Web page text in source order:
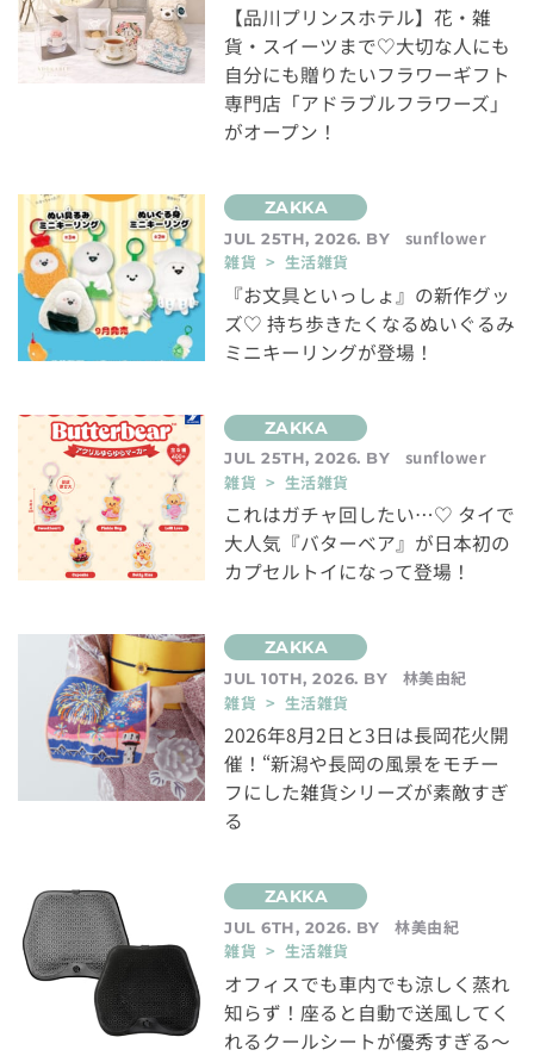
【品川プリンスホテル】花・雑
貨・スイーツまで♡大切な人にも
自分にも贈りたいフラワーギフト
専門店「アドラブルフラワーズ」
がオープン！
JUL 25TH, 2026. BY
sunflower
雑貨 > 生活雑貨
『お文具といっしょ』の新作グッ
ズ♡ 持ち歩きたくなるぬいぐるみ
ミニキーリングが登場！
JUL 25TH, 2026. BY
sunflower
雑貨 > 生活雑貨
これはガチャ回したい…♡ タイで
大人気『バターベア』が日本初の
カプセルトイになって登場！
JUL 10TH, 2026. BY
林美由紀
雑貨 > 生活雑貨
2026年8月2日と3日は長岡花火開
催！“新潟や長岡の風景をモチー
フにした雑貨シリーズが素敵すぎ
る
JUL 6TH, 2026. BY
林美由紀
雑貨 > 生活雑貨
オフィスでも車内でも涼しく蒸れ
知らず！座ると自動で送風してく
れるクールシートが優秀すぎる～